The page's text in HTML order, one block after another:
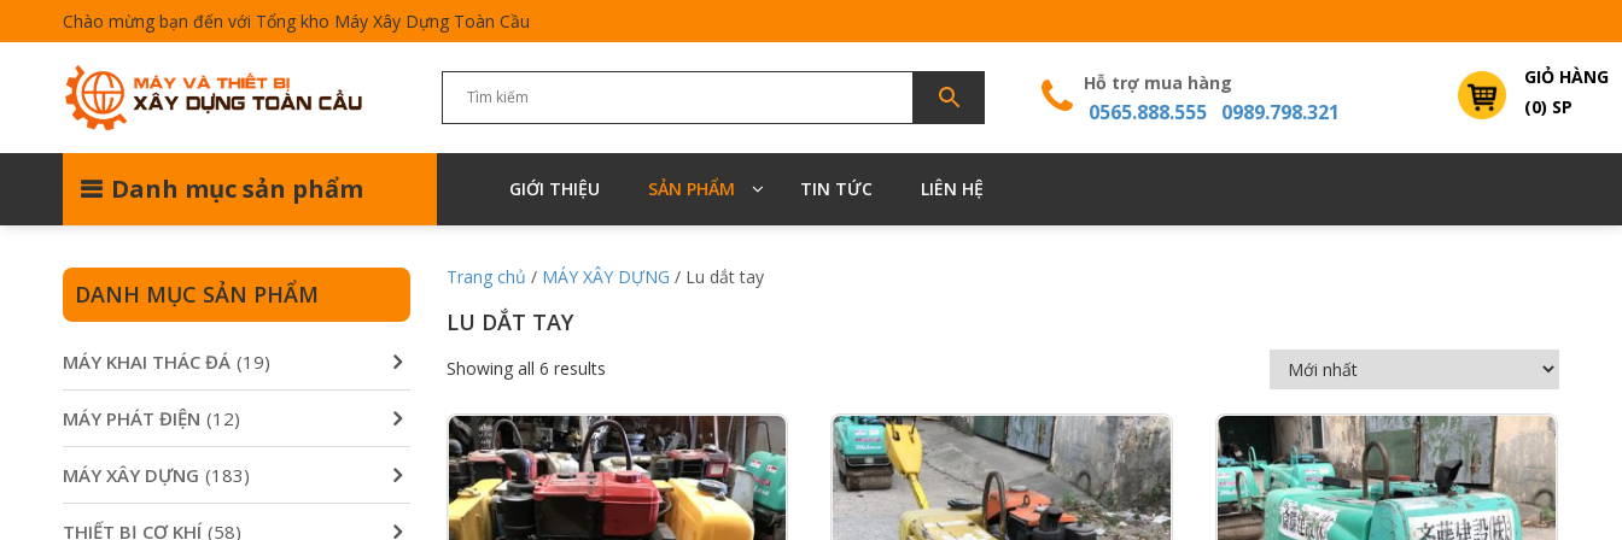
Chào mừng bạn đến với Tổng kho Máy Xây Dựng Toàn Cầu
Hỗ trợ mua hàng
0565.888.555 0989.798.321
GIỎ HÀNG
(0) SP
Danh mục sản phẩm GIỚI THIỆU SẢN PHẨM TIN TỨC LIÊN HỆ
Trang chủ / MÁY XÂY DỰNG / Lu dắt tay
LU DẮT TAY
Showing all 6 results
DANH MỤC SẢN PHẨM
MÁY KHAI THÁC ĐÁ (19)
MÁY PHÁT ĐIỆN (12)
MÁY XÂY DỰNG (183)
THIẾT BỊ CƠ KHÍ (58)